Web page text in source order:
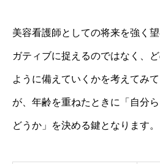
美容看護師としての将来を強く
ガティブに捉えるのではなく、
ように備えていくかを考えてみ
が、年齢を重ねたときに「自分
どうか」を決める鍵となります。